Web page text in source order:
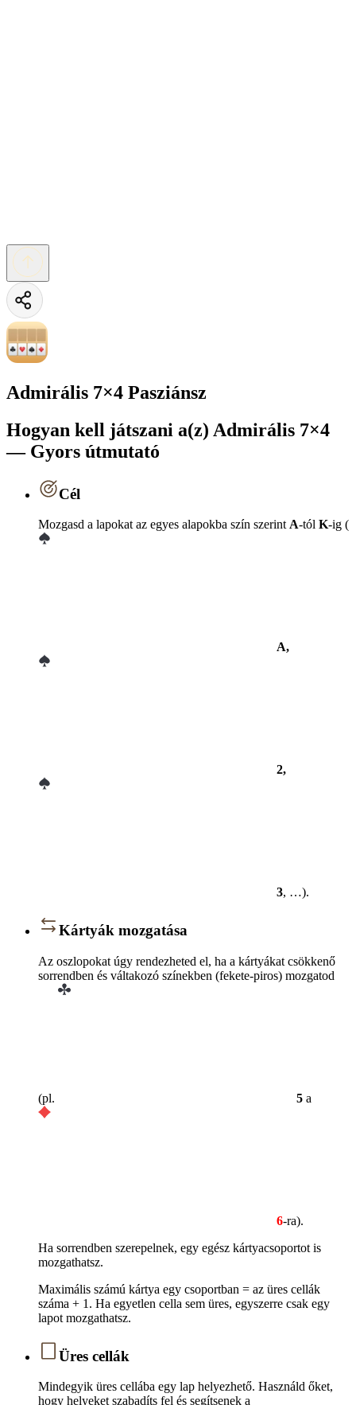
Admirális 7×4 Pasziánsz
Hogyan kell játszani a(z) Admirális 7×4
— Gyors útmutató
Cél
Mozgasd a lapokat az egyes alapokba szín szerintA-tól K-ig (
A,
2,
3, …).
Kártyák mozgatása
Az oszlopokat úgy rendezheted el, ha a kártyákat csökkenő
sorrendben és váltakozó színekben (fekete-piros) mozgatod
(pl. 5 a
6-ra).
Ha sorrendben szerepelnek, egy egész kártyacsoportot is
mozgathatsz.
Maximális számú kártya egy csoportban = az üres cellák
száma + 1. Ha egyetlen cella sem üres, egyszerre csak egy
lapot mozgathatsz.
Üres cellák
Mindegyik üres cellába egy lap helyezhető. Használd őket,
hogy helyeket szabadíts fel és segítsenek a